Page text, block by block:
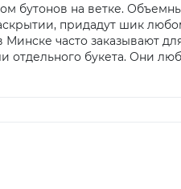
бутонов на ветке.
придадут шик
Минске часто заказывают
отдельного букета. Они